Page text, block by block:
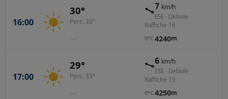
16:00
30°
Perc. 33°
—
7 km/h
ESE · Debole
Raffiche 16
0°C 4240m
17:00
29°
Perc. 33°
—
6 km/h
ESE · Debole
Raffiche 13
0°C 4250m